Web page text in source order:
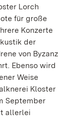
Lorch
für große
Konzerte
der
von Byzanz
Ebenso wird
Weise
Kloster
September
allerlei